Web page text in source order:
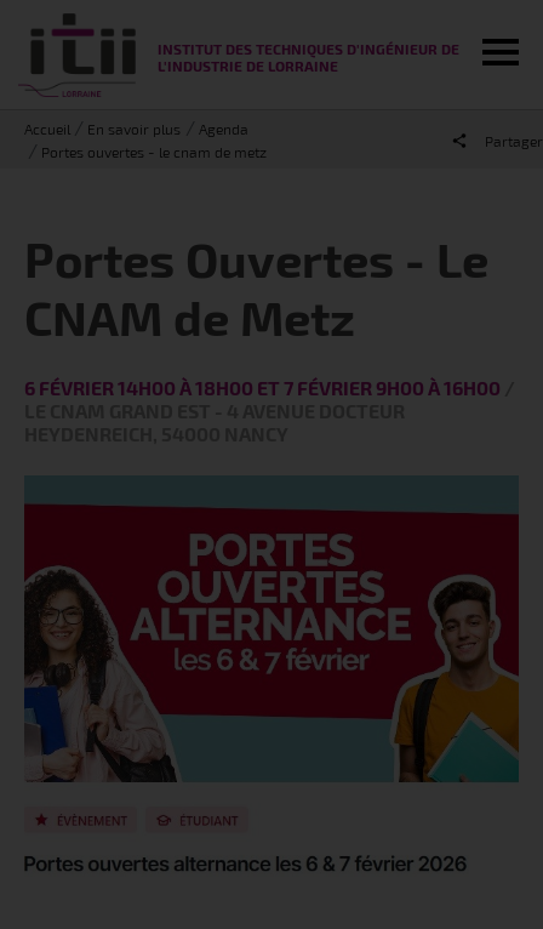
INSTITUT DES TECHNIQUES D'INGÉNIEUR DE
L'INDUSTRIE DE LORRAINE
Accueil En savoir plus
Agenda
Portes ouvertes - le cnam de metz
Partager
Portes Ouvertes - Le
CNAM de Metz
6 FÉVRIER 14H00 À 18H00 ET 7 FÉVRIER 9H00 À 16H00